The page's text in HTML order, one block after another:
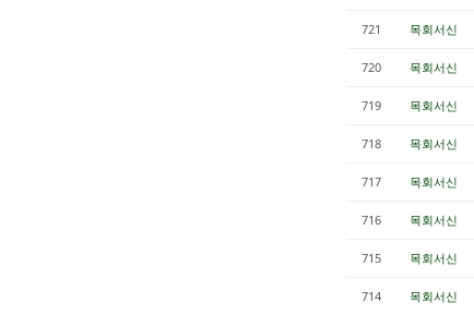
721 목회서신
720 목회서신
719 목회서신
718 목회서신
717 목회서신
716 목회서신
715 목회서신
714 목회서신